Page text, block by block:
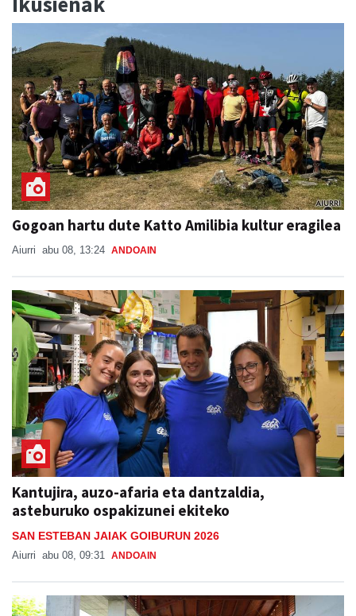
Gogoan hartu dute Katto Amilibia kultur eragilea
Aiurri abu 08, 13:24 ANDOAIN
Kantujira, auzo-afaria eta dantzaldia,
asteburuko ospakizunei ekiteko
SAN ESTEBAN JAIAK GOIBURUN 2026
Aiurri abu 08, 09:31 ANDOAIN